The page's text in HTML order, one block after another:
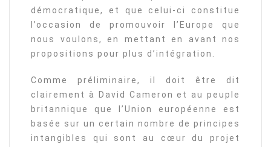
démocratique, et que celui-ci constitue
l’occasion de promouvoir l’Europe que
nous voulons, en mettant en avant nos
propositions pour plus d’intégration.
Comme préliminaire, il doit être dit
clairement à David Cameron et au peuple
britannique que l’Union européenne est
basée sur un certain nombre de principes
intangibles qui sont au cœur du projet